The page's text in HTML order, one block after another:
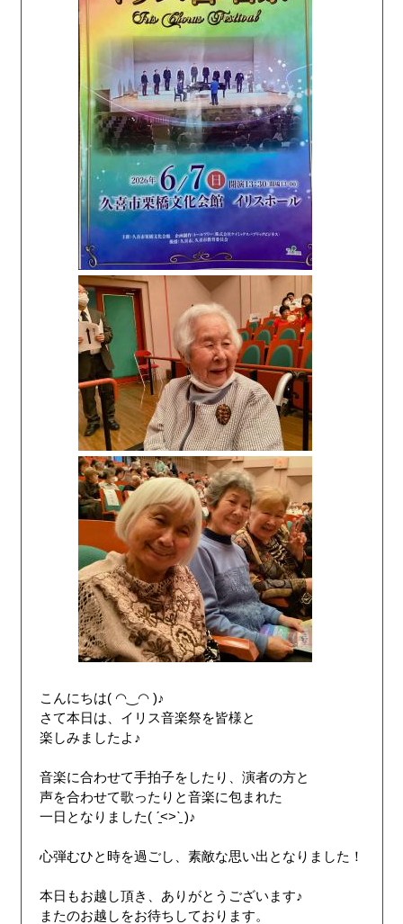
こんにちは( ◠‿◠ )♪
さて本日は、イリス音楽祭を皆様と
楽しみましたよ♪
音楽に合わせて手拍子をしたり、演者の方と
声を合わせて歌ったりと音楽に包まれた
一日となりました( ˊ̱˂˃ˋ̱ )♪
心弾むひと時を過ごし、素敵な思い出となりました！
本日もお越し頂き、ありがとうございます♪
またのお越しをお待ちしております。